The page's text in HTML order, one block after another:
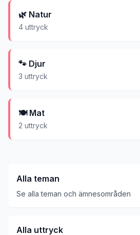
🌿 Natur
4 uttryck
🐾 Djur
3 uttryck
🍽️ Mat
2 uttryck
Alla teman
Se alla teman och ämnesområden
Alla uttryck